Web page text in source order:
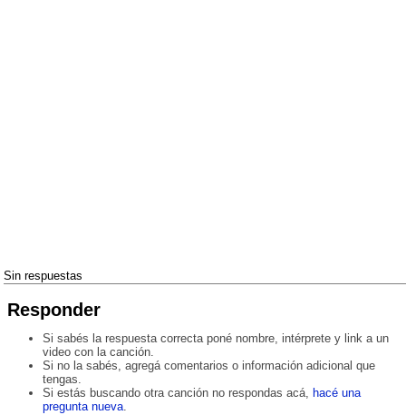
Sin respuestas
Responder
Si sabés la respuesta correcta poné nombre, intérprete y link a un
video con la canción.
Si no la sabés, agregá comentarios o información adicional que
tengas.
Si estás buscando otra canción no respondas acá, hacé una
pregunta nueva.